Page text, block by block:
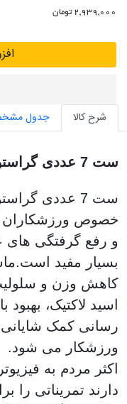
2,939,000 تومان
شرح کالا جدول
ست 7 عددی گراستون چوبی
ست 7 عددی
خصوص ورزشکاران
و رفع گرفتگی
کاهش وزن و
اسید لاکتیک،
رسانی کمک
ورزشکار می شود.
اکثر مردم به
دارند تمریناتی را